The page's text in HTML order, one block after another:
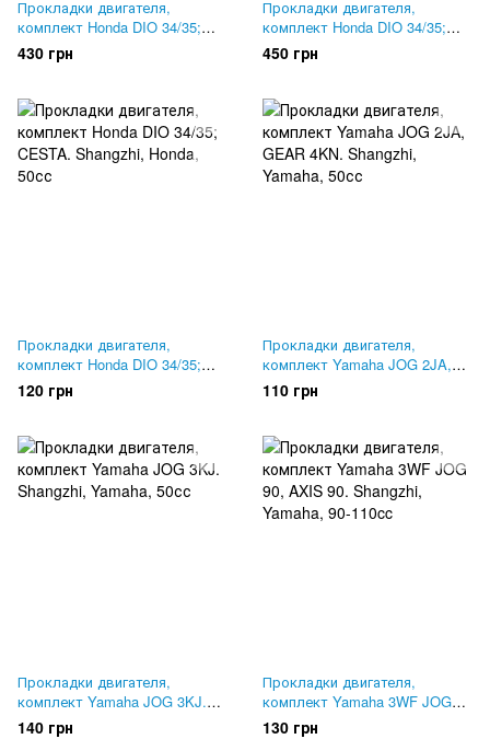
Прокладки двигателя,
комплект Honda DIO 34/35;
CESTA. Mototech, Тайвань
430 грн
Прокладки двигателя,
комплект Honda DIO 34/35;
CESTA. MSU, Тайвань
450 грн
Прокладки двигателя,
комплект Honda DIO 34/35;
CESTA. Shangzhi
120 грн
Прокладки двигателя,
комплект Yamaha JOG 2JA,
GEAR 4KN. Shangzhi
110 грн
Прокладки двигателя,
комплект Yamaha JOG 3KJ.
Shangzhi
140 грн
Прокладки двигателя,
комплект Yamaha 3WF JOG
90, AXIS 90. Shangzhi
130 грн